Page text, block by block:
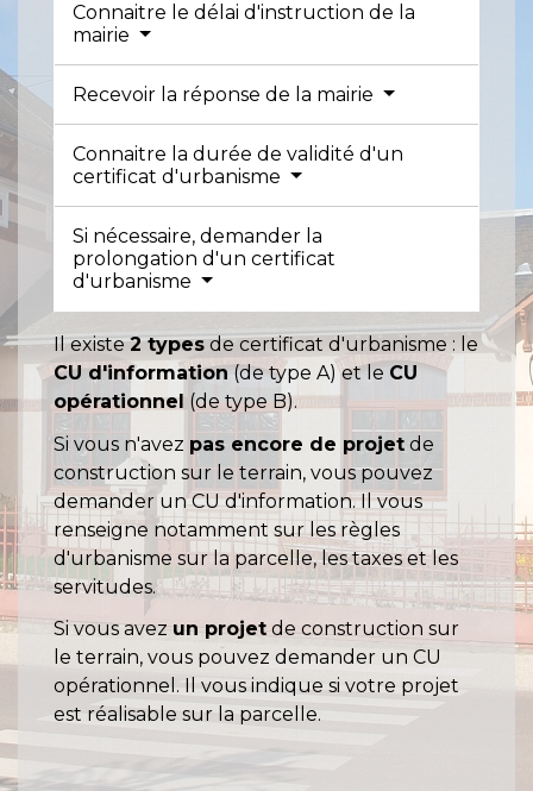
Connaitre le délai d'instruction de la
mairie
Recevoir la réponse de la mairie
Connaitre la durée de validité d'un
certificat d'urbanisme
Si nécessaire, demander la
prolongation d'un certificat
d'urbanisme
Il existe2 typesde certificat d'urbanisme : le
CU d'information(de type A) et le CU
opérationnel (de type B).
Si vous n'avez pas encore de projet de
construction sur le terrain, vous pouvez
demander un CU d'information. Il vous
renseigne notamment sur les règles
d'urbanisme sur la parcelle, les taxes et les
servitudes.
Si vous avez un projet de construction sur
le terrain, vous pouvez demander un CU
opérationnel. Il vous indique si votre projet
est réalisable sur la parcelle.